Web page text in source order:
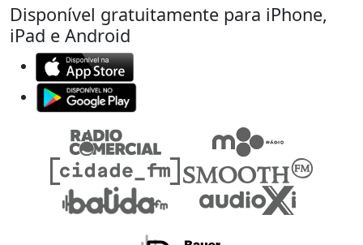
Disponível gratuitamente para iPhone,
iPad e Android